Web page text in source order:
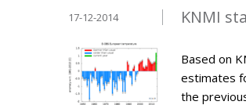
KNMI
17-12-2014
Based on
estimates
the